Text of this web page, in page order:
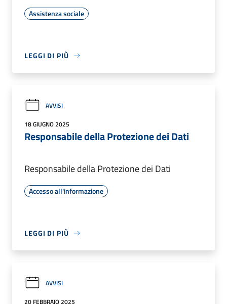
Assistenza sociale
LEGGI DI PIÙ
AVVISI
18 GIUGNO 2025
Responsabile della Protezione dei Dati
Responsabile della Protezione dei Dati
Accesso all'informazione
LEGGI DI PIÙ
AVVISI
20 FEBBRAIO 2025